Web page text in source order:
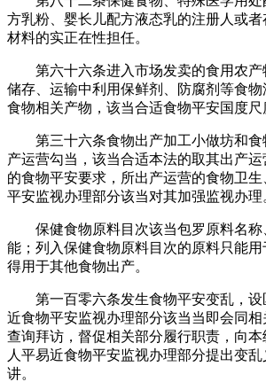
方乳粉、婴长儿配方液态乳的注册人或
材料的实正在性担任。
第六十六条进入市场发卖的食用农产
储存、运输中利用保鲜剂、防腐剂等食
食物相关产物，该当合适食物平安国度尺
第三十六条食物出产加工小做坊和食
产运营勾当，该当合适本法的取其出产
的食物平安要求，所出产运营的食物卫
平安监视办理部分该当对其加强监视办理
保健食物原料目次该当包罗原料名称
能；列入保健食物原料目次的原料只能
得用于其他食物出产。
第一百零六条发生食物平安变乱，设
近食物平安监视办理部分该当当即会同
查询拜访，督促相关部分履行职责，向
人平易近食物平安监视办理部分提出变
讲。